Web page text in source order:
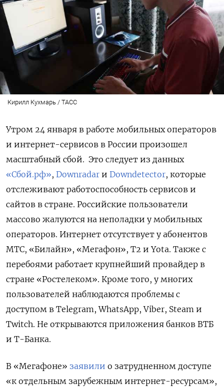
Кирилл Кухмарь / ТАСС
Утром 24 января в работе мобильных операторов
и интернет-сервисов в России произошел
масштабный сбой. Это следует из данных
«Сбой.рф», Downradar и Downdetector, которые
отслеживают работоспособность сервисов и
сайтов в стране. Российские пользователи
массово жалуются на неполадки у мобильных
операторов. Интернет отсутствует у абонентов
МТС, «Билайн», «Мегафон», Т2 и Yota. Также с
перебоями работает крупнейший провайдер в
стране «Ростелеком». Кроме того, у многих
пользователей наблюдаются проблемы с
доступом в Telegram, WhatsApp, Viber, Steam и
Twitch. Не открываются приложения банков ВТБ
и Т-Банка.
В «Мегафоне» заявили о затрудненном доступе
«к отдельным зарубежным интернет-ресурсам»,